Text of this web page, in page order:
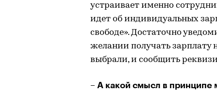
устраивает именно
идет об индивидуальных
свободе». Достаточно
желании получать зарплату
выбрали, и сообщить
– А какой смысл в принципе